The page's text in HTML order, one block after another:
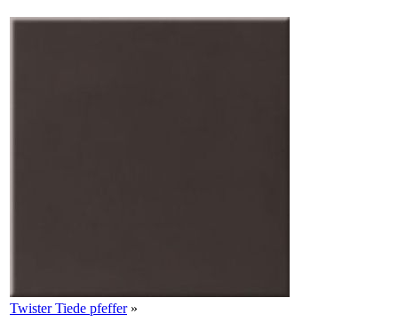
Twister Tiede pfeffer»